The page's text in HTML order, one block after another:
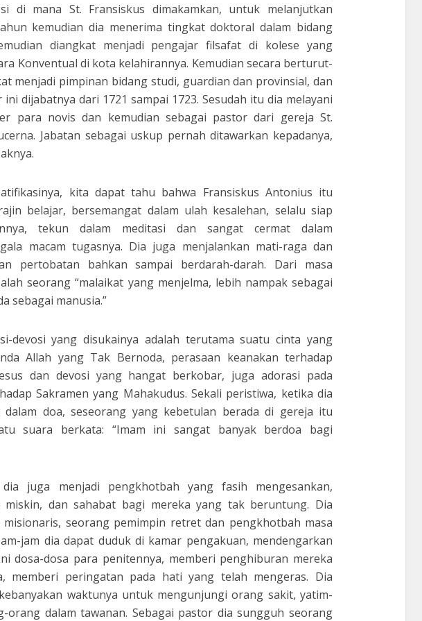
di mana St. Fransiskus dimakamkan, untuk melanjutkan
kemudian dia menerima tingkat doktoral dalam bidang
diangkat menjadi pengajar filsafat di kolese yang
Konventual di kota kelahirannya. Kemudian secara berturut-
menjadi pimpinan bidang studi, guardian dan provinsial, dan
dijabatnya dari 1721 sampai 1723. Sesudah itu dia melayani
para novis dan kemudian sebagai pastor dari gereja St.
Jabatan sebagai uskup pernah ditawarkan kepadanya,
kita dapat tahu bahwa Fransiskus Antonius itu
belajar, bersemangat dalam ulah kesalehan, selalu siap
tekun dalam meditasi dan sangat cermat dalam
macam tugasnya. Dia juga menjalankan mati-raga dan
pertobatan bahkan sampai berdarah-darah. Dari masa
seorang “malaikat yang menjelma, lebih nampak sebagai
sebagai manusia.”
devosi yang disukainya adalah terutama suatu cinta yang
Allah yang Tak Bernoda, perasaan keanakan terhadap
dan devosi yang hangat berkobar, juga adorasi pada
Sakramen yang Mahakudus. Sekali peristiwa, ketika dia
dalam doa, seseorang yang kebetulan berada di gereja itu
suara berkata: “Imam ini sangat banyak berdoa bagi
juga menjadi pengkhotbah yang fasih mengesankan,
miskin, dan sahabat bagi mereka yang tak beruntung. Dia
misionaris, seorang pemimpin retret dan pengkhotbah masa
jam dia dapat duduk di kamar pengakuan, mendengarkan
dosa-dosa para penitennya, memberi penghiburan mereka
memberi peringatan pada hati yang telah mengeras. Dia
waktunya untuk mengunjungi orang sakit, yatim-
orang dalam tawanan. Sebagai pastor dia sungguh seorang